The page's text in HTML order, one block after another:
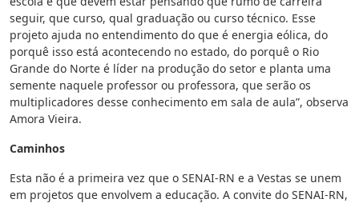
seguir, que curso, qual graduação ou curso técnico. Esse
projeto ajuda no entendimento do que é energia eólica, do
porquê isso está acontecendo no estado, do porquê o Rio
Grande do Norte é líder na produção do setor e planta uma
semente naquele professor ou professora, que serão os
multiplicadores desse conhecimento em sala de aula”, observa
Amora Vieira.
Caminhos
Esta não é a primeira vez que o SENAI-RN e a Vestas se unem
em projetos que envolvem a educação. A convite do SENAI-RN,